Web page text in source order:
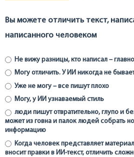
Вы можете отличить текст,
написанного человеком
Не вижу разницы, кто написал –
Могу отличить. У ИИ никогда не
Уже не могу – все пишут плохо
Могу, у ИИ узнаваемый стиль
люди пишут отвратительно, глупо и
может из говна и палок людей собрать
информацию
Когда человек представляет
вносит правки в ИИ-текст, отличить